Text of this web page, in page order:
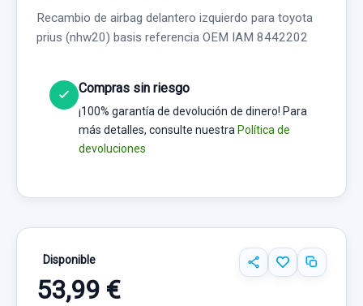
Recambio de airbag delantero izquierdo para toyota
prius (nhw20) basis referencia OEM IAM 8442202
Compras sin riesgo
¡100% garantía de devolución de dinero! Para
más detalles, consulte nuestra Política de
devoluciones
Disponible
53,99 €